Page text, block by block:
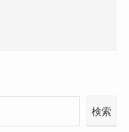
検索